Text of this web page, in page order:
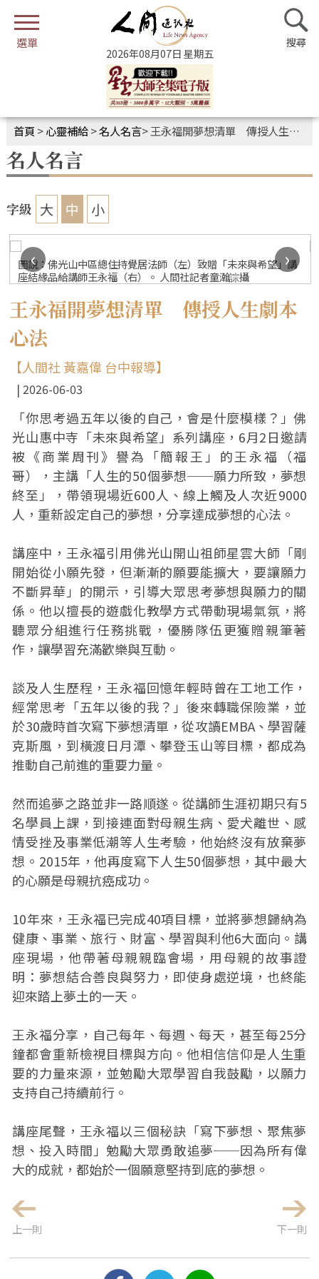
2026年08月07日 星期五
首頁 >心靈補給>名人名言>王永福開夢想清單 傳授人生劇本心法
名人名言
字級 大 中 小
圖說：佛光山中區總住持覺居法師（左）致贈「未來與希望」講
座結緣品給講師王永福（右）。 人間社記者童瀚誴攝
‹
›
王永福開夢想清單 傳授人生劇本
心法
【人間社 黃嘉偉 台中報導】
2026-06-03
「你思考過五年以後的自己，會是什麼模樣？」佛
光山惠中寺「未來與希望」系列講座，6月2日邀請
被《商業周刊》譽為「簡報王」的王永福（福
哥），主講「人生的50個夢想──願力所致，夢想
終至」，帶領現場近600人、線上觸及人次近9000
人，重新設定自己的夢想，分享達成夢想的心法。
講座中，王永福引用佛光山開山祖師星雲大師「剛
開始從小願先發，但漸漸的願要能擴大，要讓願力
不斷昇華」的開示，引導大眾思考夢想與願力的關
係。他以擅長的遊戲化教學方式帶動現場氣氛，將
聽眾分組進行任務挑戰，優勝隊伍更獲贈親筆著
作，讓學習充滿歡樂與互動。
談及人生歷程，王永福回憶年輕時曾在工地工作，
經常思考「五年以後的我？」後來轉職保險業，並
於30歲時首次寫下夢想清單，從攻讀EMBA、學習薩
克斯風，到橫渡日月潭、攀登玉山等目標，都成為
推動自己前進的重要力量。
然而追夢之路並非一路順遂。從講師生涯初期只有5
名學員上課，到接連面對母親生病、愛犬離世、感
情受挫及事業低潮等人生考驗，他始終沒有放棄夢
想。2015年，他再度寫下人生50個夢想，其中最大
的心願是母親抗癌成功。
10年來，王永福已完成40項目標，並將夢想歸納為
健康、事業、旅行、財富、學習與利他6大面向。講
座現場，他帶著母親親臨會場，用母親的故事證
明：夢想結合善良與努力，即使身處逆境，也終能
迎來踏上夢土的一天。
王永福分享，自己每年、每週、每天，甚至每25分
鐘都會重新檢視目標與方向。他相信信仰是人生重
要的力量來源，並勉勵大眾學習自我鼓勵，以願力
支持自己持續前行。
講座尾聲，王永福以三個秘訣「寫下夢想、聚焦夢
想、投入時間」勉勵大眾勇敢追夢──因為所有偉
大的成就，都始於一個願意堅持到底的夢想。
上一則 下一則